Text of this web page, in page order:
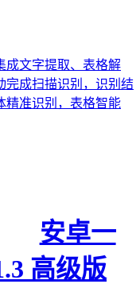
成文字提取、表格解
完成扫描识别，识别结
精准识别，表格智能
安卓一
高级版